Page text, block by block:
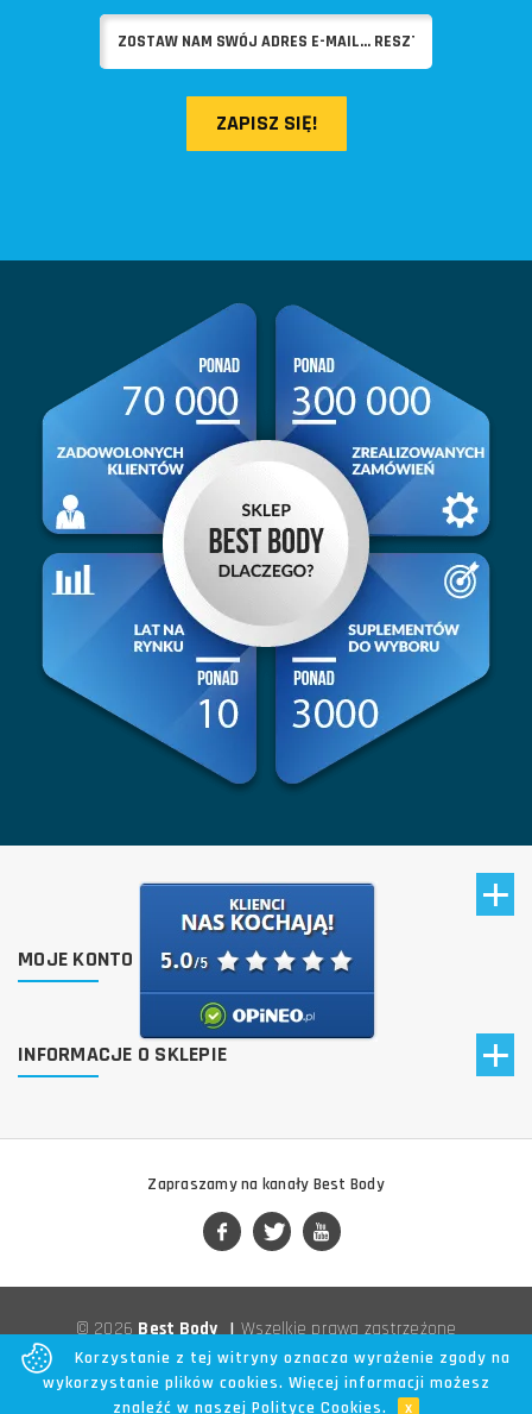
ZAPISZ SIĘ!
MOJE KONTO
INFORMACJE O SKLEPIE
Zapraszamy na kanały Best Body
© 2026Best Body | Wszelkie prawa zastrzeżone
Korzystanie z tej witryny oznacza wyrażenie zgody na
wykorzystanie plików cookies. Więcej informacji możesz
znaleźć w naszej Polityce Cookies. x